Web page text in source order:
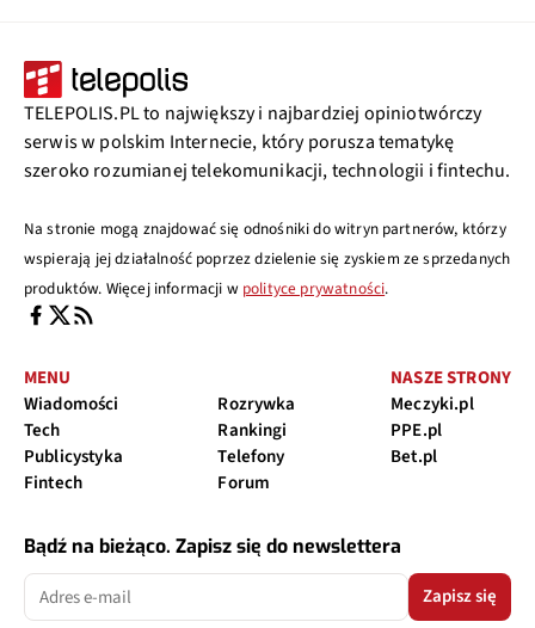
TELEPOLIS.PL to największy i najbardziej opiniotwórczy
serwis w polskim Internecie, który porusza tematykę
szeroko rozumianej telekomunikacji, technologii i fintechu.
Na stronie mogą znajdować się odnośniki do witryn partnerów, którzy
wspierają jej działalność poprzez dzielenie się zyskiem ze sprzedanych
produktów. Więcej informacji w polityce prywatności.
MENU
Wiadomości
Tech
Publicystyka
Fintech
Rozrywka
Rankingi
Telefony
Forum
NASZE STRONY
Meczyki.pl
PPE.pl
Bet.pl
Bądź na bieżąco. Zapisz się do newslettera
Zapisz się